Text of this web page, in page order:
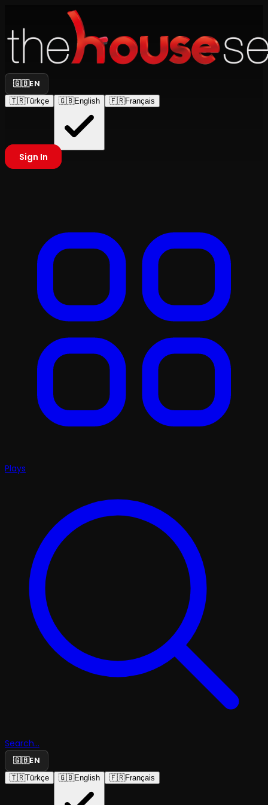
🇬🇧EN
🇹🇷Türkçe 🇬🇧English 🇫🇷Français
Sign In
Plays
Search...
🇬🇧EN
🇹🇷Türkçe 🇬🇧English 🇫🇷Français